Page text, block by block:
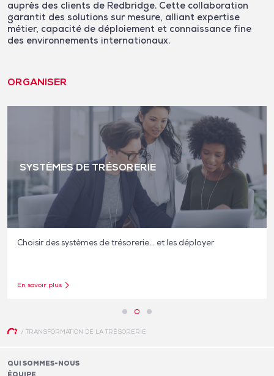
auprès des clients de Redbridge. Cette collaboration
garantit des solutions sur mesure, alliant expertise
métier, capacité de déploiement et connaissance fine
des environnements internationaux.
ORGANISER
SYSTÈMES DE TRÉSORERIE
Choisir des systèmes de trésorerie… et les déployer
En savoir plus
/ TRANSFORMATION DE LA TRÉSORERIE
QUI SOMMES-NOUS